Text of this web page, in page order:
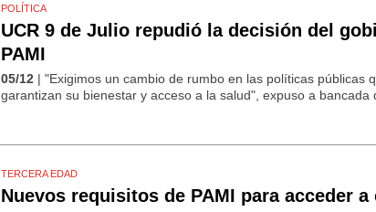
POLÍTICA
UCR 9 de Julio repudió la decisión del
PAMI
05/12 | "Exigimos un cambio de rumbo en las políticas públicas
garantizan su bienestar y acceso a la salud", expuso a bancada
TERCERA EDAD
Nuevos requisitos de PAMI para acceder